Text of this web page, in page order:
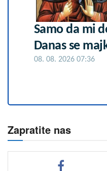
Samo da mi
Danas se
08. 08. 2026 07:36
Zapratite nas